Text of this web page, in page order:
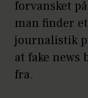
forvansket
man finder
journalistik
at fake
fra.